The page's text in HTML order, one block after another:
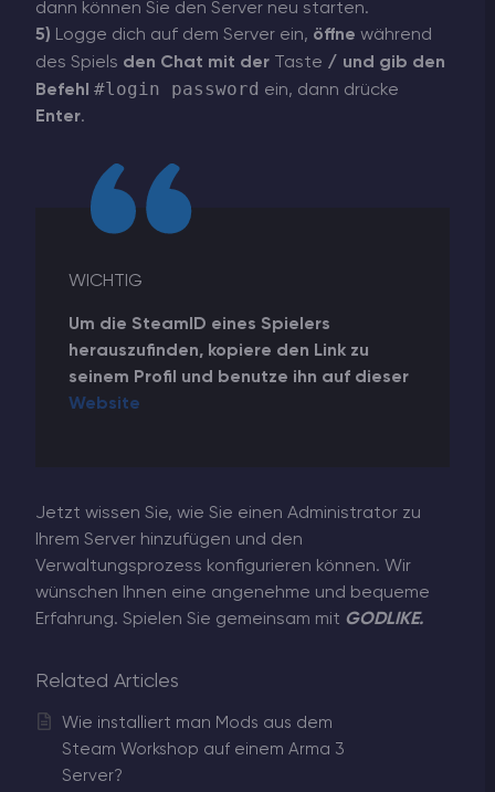
dann können Sie den Server neu starten.
5) Logge dich auf dem Server ein, öffne während
des Spiels den Chat mit der Taste / und gib den
Befehl #login password ein, dann drücke
Enter.
WICHTIG
Um die SteamID eines Spielers
herauszufinden, kopiere den Link zu
seinem Profil und benutze ihn auf dieser
Website
Jetzt wissen Sie, wie Sie einen Administrator zu
Ihrem Server hinzufügen und den
Verwaltungsprozess konfigurieren können. Wir
wünschen Ihnen eine angenehme und bequeme
Erfahrung. Spielen Sie gemeinsam mit GODLIKE.
Related Articles
Wie installiert man Mods aus dem
Steam Workshop auf einem Arma 3
Server?